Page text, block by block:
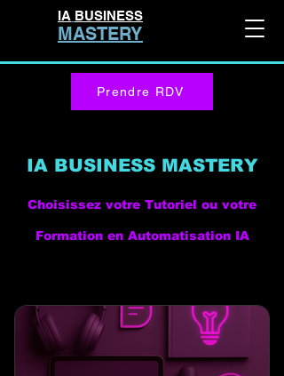
IA BUSINESS
MASTERY
Prendre RDV
IA BUSINESS MASTERY
Choisissez votre Tutoriel ou votre
Formation en Automatisation IA